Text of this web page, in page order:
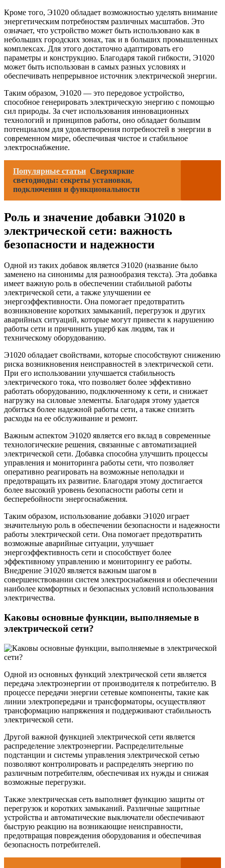
Кроме того, Э1020 обладает возможностью уделять внимание
энергетическим потребностям различных масштабов. Это
означает, что устройство может быть использовано как в
небольших городских зонах, так и в больших промышленных
комплексах. Для этого достаточно адаптировать его
параметры и конструкцию. Благодаря такой гибкости, Э1020
может быть использован в самых разных условиях и
обеспечивать непрерывное источник электрической энергии.
Таким образом, Э1020 — это передовое устройство,
способное генерировать электрическую энергию с помощью
сил природы. За счет использования инновационных
технологий и принципов работы, оно обладает большим
потенциалом для удовлетворения потребностей в энергии в
современном мире, обеспечивая чистое и стабильное
электроснабжение.
Популярные статьи Сверхяркие
светодиоды: секреты установки,
подключения и функциональности
Роль и значение добавки Э1020 в
электрической сети: важность
безопасности и надежности
Одной из таких добавок является Э1020 (название было
заменено на синонимы для разнообразия текста). Эта добавка
имеет важную роль в обеспечении стабильной работы
электрической сети, а также улучшении ее
энергоэффективности. Она помогает предотвратить
возникновение коротких замыканий, перегрузок и других
аварийных ситуаций, которые могут привести к нарушению
работы сети и причинить ущерб как людям, так и
техническому оборудованию.
Э1020 обладает свойствами, которые способствуют снижению
риска возникновения неисправностей в электрической сети.
При его использовании улучшается стабильность
электрического тока, что позволяет более эффективно
работать оборудованию, подключенному к сети, и снижает
нагрузку на силовые элементы. Благодаря этому удается
добиться более надежной работы сети, а также снизить
расходы на ее обслуживание и ремонт.
Важным аспектом Э1020 является его вклад в современные
технологические решения, связанные с автоматизацией
электрической сети. Добавка способна улучшить процессы
управления и мониторинга работы сети, что позволяет
оперативно реагировать на возможные неполадки и
предотвращать их развитие. Благодаря этому достигается
более высокий уровень безопасности работы сети и
бесперебойности энергоснабжения.
Таким образом, использование добавки Э1020 играет
значительную роль в обеспечении безопасности и надежности
работы электрической сети. Она помогает предотвратить
возможные аварийные ситуации, улучшает
энергоэффективность сети и способствует более
эффективному управлению и мониторингу ее работы.
Внедрение Э1020 является важным шагом в
совершенствовании систем электроснабжения и обеспечении
наиболее комфортных и безопасных условий использования
электричества.
Каковы основные функции, выполняемые в
электрической сети?
Одной из основных функций электрической сети является
передача электроэнергии от производителя к потребителю. В
процессе передачи энергии сетевые компоненты, такие как
линии электропередачи и трансформаторы, осуществляют
трансформацию напряжения и поддерживают стабильность
электрической сети.
Другой важной функцией электрической сети является
распределение электроэнергии. Распределительные
подстанции и системы управления электрической сетью
позволяют контролировать и распределять энергию по
различным потребителям, обеспечивая их нужды и снижая
возможные перегрузки.
Также электрическая сеть выполняет функцию защиты от
перегрузок и коротких замыканий. Различные защитные
устройства и автоматические выключатели обеспечивают
быструю реакцию на возникающие неисправности,
предотвращая повреждения оборудования и обеспечивая
безопасность потребителей.